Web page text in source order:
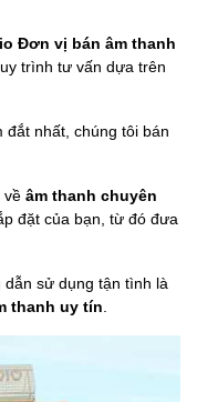
Đơn vị bán âm thanh
trình tư vấn dựa trên
đắt nhất, chúng tôi bán
về âm thanh chuyên
đặt của bạn, từ đó đưa
sử dụng tận tình là
thanh uy tín